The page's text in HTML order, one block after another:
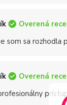
Overená
som sa
Overená